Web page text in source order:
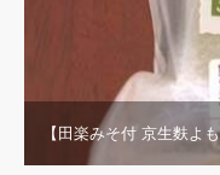
【田楽みそ付 京生麩よ